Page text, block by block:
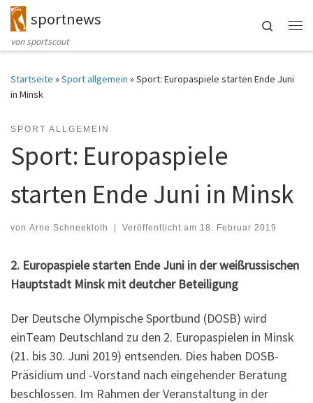
Zum Inhalt springen
sportnews
von sportscout
Search
Startseite »Sport allgemein »Sport: Europaspiele starten Ende Juni
in Minsk
SPORT ALLGEMEIN
Sport: Europaspiele
starten Ende Juni in Minsk
von Arne Schneekloth | Veröffentlicht am 18. Februar 2019
2. Europaspiele starten Ende Juni in der weißrussischen
Hauptstadt Minsk mit deutcher Beteiligung
Der Deutsche Olympische Sportbund (DOSB) wird
einTeam Deutschland zu den 2. Europaspielen in Minsk
(21. bis 30. Juni 2019) entsenden. Dies haben DOSB-
Präsidium und -Vorstand nach eingehender Beratung
beschlossen. Im Rahmen der Veranstaltung in der